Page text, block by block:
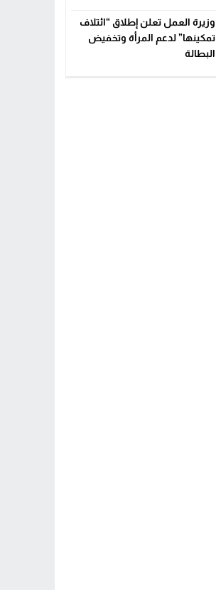
وزيرة العمل تعلن إطلاق “ائتلاف
تمكينها” لدعم المرأة وتخفيض
البطالة